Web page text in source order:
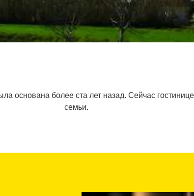
основана более ста лет назад. Сейчас
семьи.